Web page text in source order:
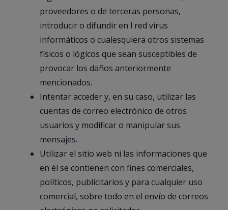
proveedores o de terceras personas,
introducir o difundir en l red virus
informáticos o cualesquiera otros sistemas
físicos o lógicos que sean susceptibles de
provocar los daños anteriormente
mencionados.
Intentar acceder y, en su caso, utilizar las
cuentas de correo electrónico de otros
usuarios y modificar o manipular sus
mensajes.
Utilizar el sitio web ni las informaciones que
en él se contienen con fines comerciales,
políticos, publicitarios y para cualquier uso
comercial, sobre todo en el envío de correos